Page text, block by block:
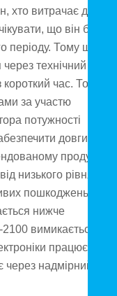
витрачає добрі
що він буде
періоду. Тому що
технічний
час. Точно
за участю
потужності
довгий
продукту
низького рівня
пошкоджень,
нижче
вимикається
працює так
надмірний